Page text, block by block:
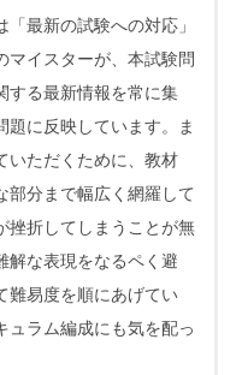
最新の試験への対応」
マイスターが、本試験問
する最新情報を常に集
題に反映しています。ま
いただくために、教材
部分まで幅広く網羅して
挫折してしまうことが無
解な表現をなるペく避
難易度を順にあげてい
ュラム編成にも気を配っ